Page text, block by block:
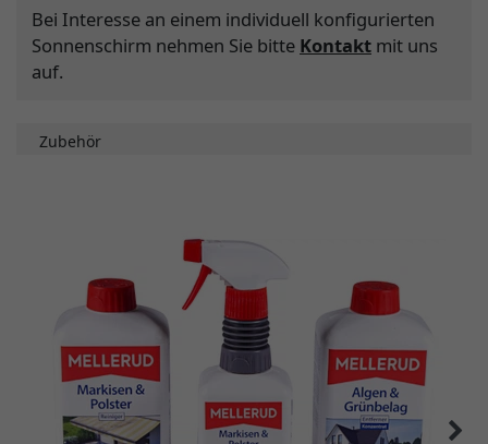
Bei Interesse an einem individuell konfigurierten
Sonnenschirm nehmen Sie bitte Kontakt mit uns
auf.
Zubehör